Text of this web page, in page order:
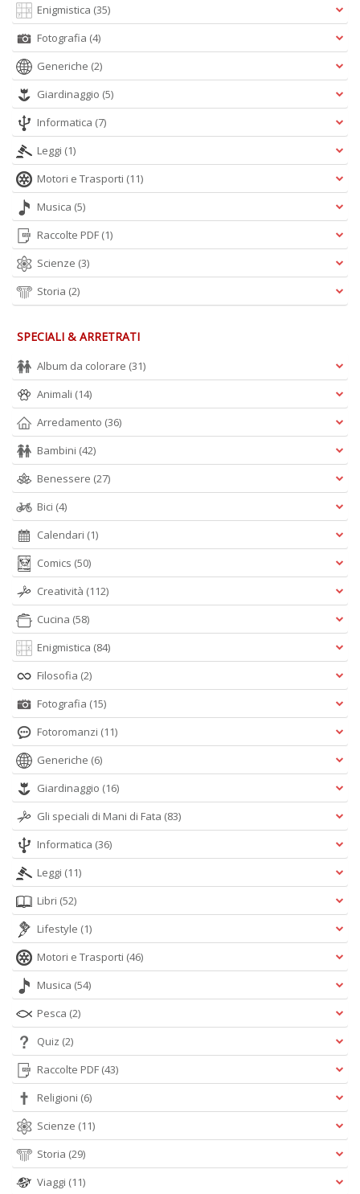
Enigmistica (35)
Fotografia (4)
Generiche (2)
Giardinaggio (5)
Informatica (7)
Leggi (1)
Motori e Trasporti (11)
Musica (5)
Raccolte PDF (1)
Scienze (3)
Storia (2)
SPECIALI & ARRETRATI
Album da colorare (31)
Animali (14)
Arredamento (36)
Bambini (42)
Benessere (27)
Bici (4)
Calendari (1)
Comics (50)
Creatività (112)
Cucina (58)
Enigmistica (84)
Filosofia (2)
Fotografia (15)
Fotoromanzi (11)
Generiche (6)
Giardinaggio (16)
Gli speciali di Mani di Fata (83)
Informatica (36)
Leggi (11)
Libri (52)
Lifestyle (1)
Motori e Trasporti (46)
Musica (54)
Pesca (2)
Quiz (2)
Raccolte PDF (43)
Religioni (6)
Scienze (11)
Storia (29)
Viaggi (11)